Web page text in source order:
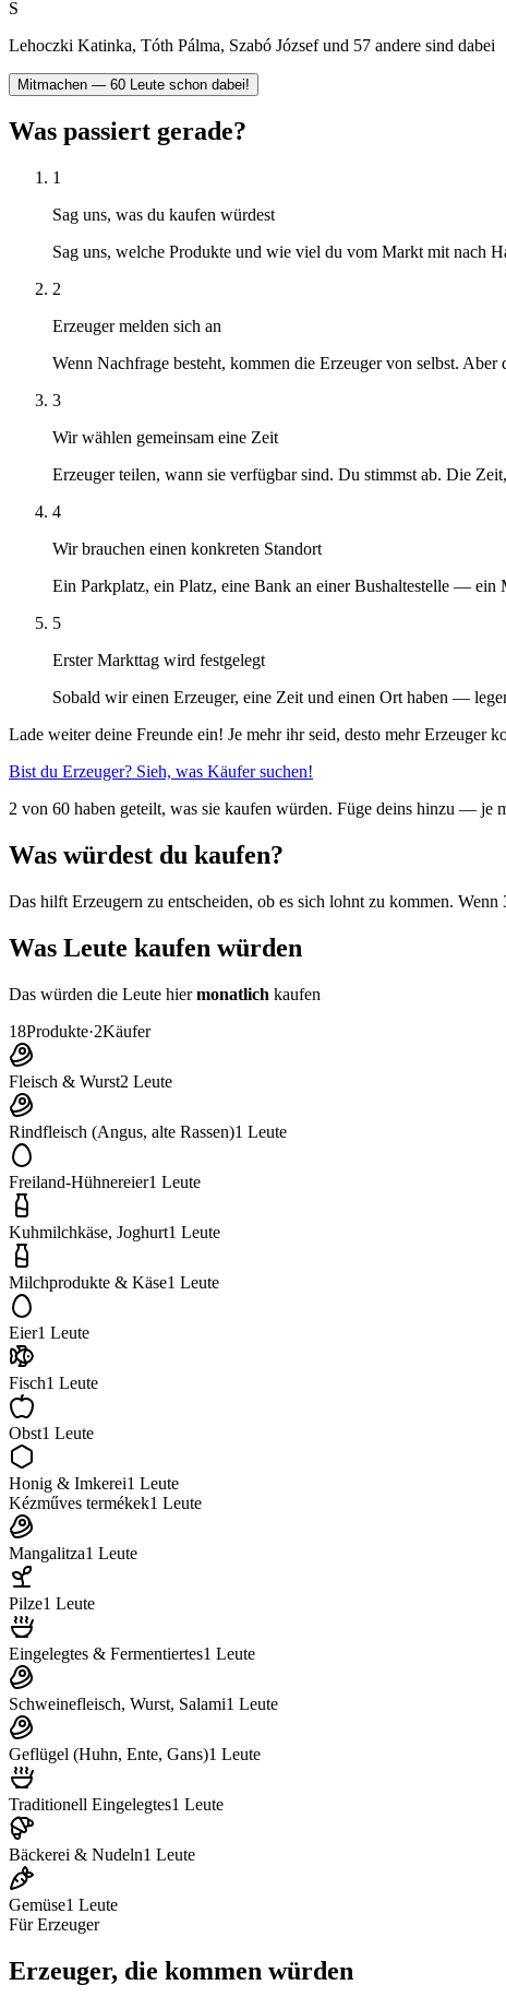
S
Lehoczki Katinka, Tóth Pálma, Szabó József und 57 andere sind dabei
Mitmachen — 60 Leute schon dabei!
Was passiert gerade?
1
Sag uns, was du kaufen würdest
Sag uns, welche Produkte und wie viel du vom Markt mit nach
2
Erzeuger melden sich an
Wenn Nachfrage besteht, kommen die Erzeuger von selbst.
3
Wir wählen gemeinsam eine Zeit
Erzeuger teilen, wann sie verfügbar sind. Du stimmst ab. Die
4
Wir brauchen einen konkreten Standort
Ein Parkplatz, ein Platz, eine Bank an einer Bushaltestelle — ein
5
Erster Markttag wird festgelegt
Sobald wir einen Erzeuger, eine Zeit und einen Ort haben —
Lade weiter deine Freunde ein! Je mehr ihr seid, desto mehr Erzeuger
Bist du Erzeuger? Sieh, was Käufer suchen!
2 von 60 haben geteilt, was sie kaufen würden. Füge deins hinzu — je
Was würdest du kaufen?
Das hilft Erzeugern zu entscheiden, ob es sich lohnt zu kommen.
Was Leute kaufen würden
Das würden die Leute hiermonatlich kaufen
18Produkte·2Käufer
Fleisch & Wurst2 Leute
Rindfleisch (Angus, alte Rassen)1 Leute
Freiland-Hühnereier1 Leute
Kuhmilchkäse, Joghurt1 Leute
Milchprodukte & Käse1 Leute
Eier1 Leute
Fisch1 Leute
Obst1 Leute
Honig & Imkerei1 Leute
Kézműves termékek1 Leute
Mangalitza1 Leute
Pilze1 Leute
Eingelegtes & Fermentiertes1 Leute
Schweinefleisch, Wurst, Salami1 Leute
Geflügel (Huhn, Ente, Gans)1 Leute
Traditionell Eingelegtes1 Leute
Bäckerei & Nudeln1 Leute
Gemüse1 Leute
Für Erzeuger
Erzeuger, die kommen würden